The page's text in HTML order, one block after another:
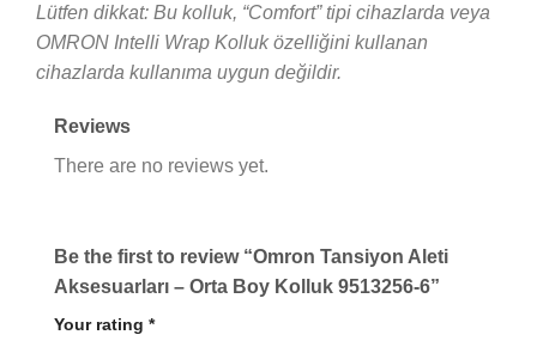
Lütfen dikkat: Bu kolluk, “Comfort” tipi cihazlarda veya
OMRON Intelli Wrap Kolluk özelliğini kullanan
cihazlarda kullanıma uygun değildir.
Reviews
There are no reviews yet.
Be the first to review “Omron Tansiyon Aleti
Aksesuarları – Orta Boy Kolluk 9513256-6”
Your rating *